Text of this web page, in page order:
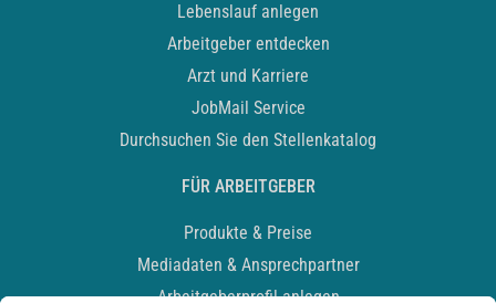
Lebenslauf anlegen
Arbeitgeber entdecken
Arzt und Karriere
JobMail Service
Durchsuchen Sie den Stellenkatalog
FÜR ARBEITGEBER
Produkte & Preise
Mediadaten & Ansprechpartner
Arbeitgeberprofil anlegen